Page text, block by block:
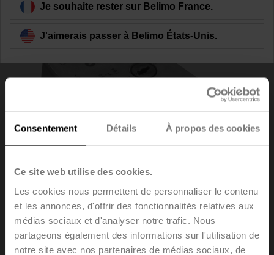
Consentement Détails À propos des cookies
Ce site web utilise des cookies.
Les cookies nous permettent de personnaliser le contenu
et les annonces, d'offrir des fonctionnalités relatives aux
médias sociaux et d'analyser notre trafic. Nous
partageons également des informations sur l'utilisation de
notre site avec nos partenaires de médias sociaux, de
S2A-H
Je souhaite rester sur Belimo France.
J'aimerais passer à Belimo États-Unis.